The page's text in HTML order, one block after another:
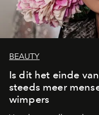
BEAUTY
Is dit het einde
steeds meer
wimpers